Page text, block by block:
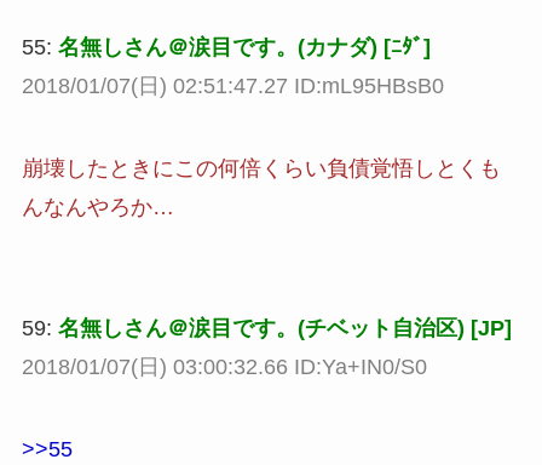
55: 名無しさん＠涙目です。(カナダ) [ﾆﾀﾞ]
2018/01/07(日) 02:51:47.27 ID:mL95HBsB0
崩壊したときにこの何倍くらい負債覚悟しとくも
んなんやろか…
59: 名無しさん＠涙目です。(チベット自治区) [JP]
2018/01/07(日) 03:00:32.66 ID:Ya+IN0/S0
>>55